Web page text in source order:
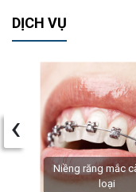
DỊCH VỤ
Niềng răng mắc
loại
‹